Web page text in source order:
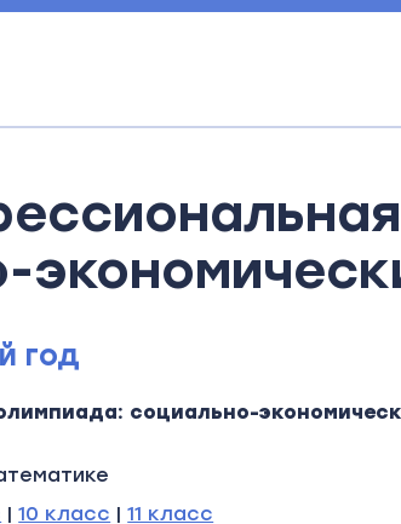
год
социально-
|10 класс |11 класс